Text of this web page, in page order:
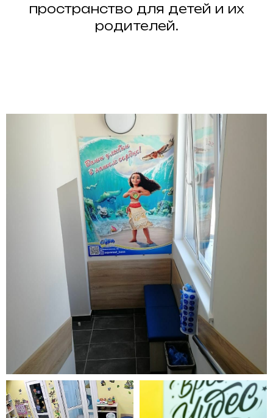
пространство для детей и их
родителей.